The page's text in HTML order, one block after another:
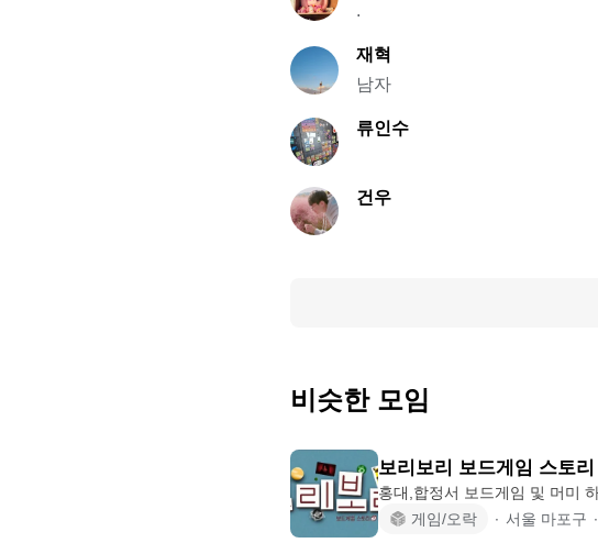
.
재혁
남자
류인수
건우
비슷한 모임
보리보리 보드게임 스토리
게임/오락
∙ 서울 마포구 ∙